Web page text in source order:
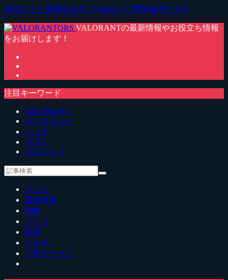
現在サイト更新休止中 - Twitterにて情報発信中です
VALORANTの最新情報やお役立ち情報
をお届けします！
注目キーワード
VALORANT
ヴァロラント
パッチ
ACT2
キルジョイ
ホーム
最新情報
攻略
リーク
動画
小ネタ
プロゲーマー